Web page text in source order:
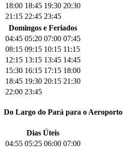
18:00 18:45 19:30 20:30
21:15 22:45 23:45
Domingos e Feriados
04:45 05:20 07:00 07:45
08:15 09:15 10:15 11:15
12:15 13:15 13:45 14:45
15:30 16:15 17:15 18:00
18:45 19:30 20:15 21:30
22:00 23:45
Do Largo do Pará para o Aeroporto
Dias Úteis
04:55 05:25 06:00 07:00